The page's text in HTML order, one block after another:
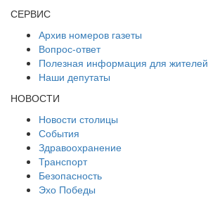
СЕРВИС
Архив номеров газеты
Вопрос-ответ
Полезная информация для жителей
Наши депутаты
НОВОСТИ
Новости столицы
События
Здравоохранение
Транспорт
Безопасность
Эхо Победы